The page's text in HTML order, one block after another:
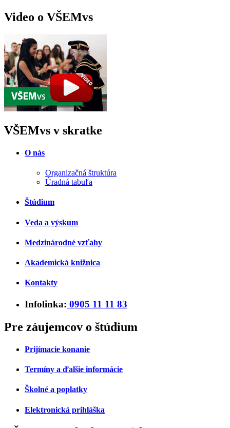
Video o VŠEMvs
VŠEMvs v skratke
O nás
Organizačná štruktúra
Úradná tabuľa
Štúdium
Veda a výskum
Medzinárodné vzťahy
Akademická knižnica
Kontakty
Infolinka: 0905 11 11 83
Pre záujemcov o štúdium
Prijímacie konanie
Termíny a ďalšie informácie
Školné a poplatky
Elektronická prihláška